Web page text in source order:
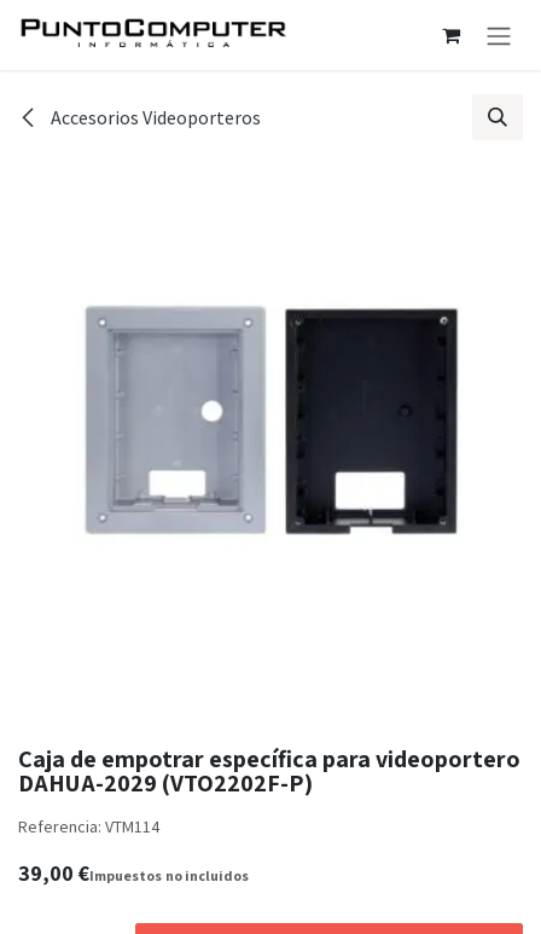
Ir al contenido
Accesorios Videoporteros
Caja de empotrar específica para videoportero
DAHUA-2029 (VTO2202F-P)
Referencia: VTM114
39,00 €Impuestos no incluidos